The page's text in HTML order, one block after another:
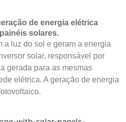
de energia elétrica
solares.
a luz do sol e geram a energia
solar, responsável por
gerada para as mesmas
elétrica. A geração de energia